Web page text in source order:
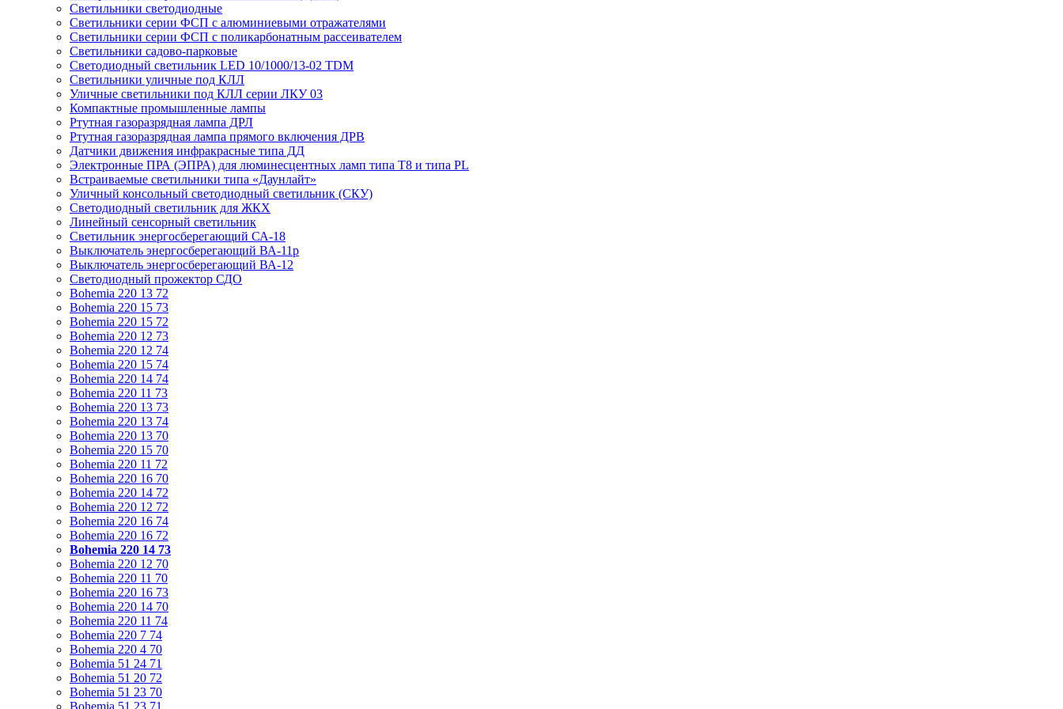
Светильники светодиодные
Светильники серии ФСП с алюминиевыми отражателями
Светильники серии ФСП с поликарбонатным рассеивателем
Светильники садово-парковые
Светодиодный светильник LED 10/1000/13-02 TDM
Светильники уличные под КЛЛ
Уличные светильники под КЛЛ серии ЛКУ 03
Компактные промышленные лампы
Ртутная газоразрядная лампа ДРЛ
Ртутная газоразрядная лампа прямого включения ДРВ
Датчики движения инфракрасные типа ДД
Электронные ПРА (ЭПРА) для люминесцентных ламп типа Т8 и типа PL
Встраиваемые светильники типа «Даунлайт»
Уличный консольный светодиодный светильник (СКУ)
Светодиодный светильник для ЖКХ
Линейный сенсорный светильник
Светильник энергосберегающий СА-18
Выключатель энергосберегающий ВА-11р
Выключатель энергосберегающий ВА-12
Светодиодный прожектор СДО
Bohemia 220 13 72
Bohemia 220 15 73
Bohemia 220 15 72
Bohemia 220 12 73
Bohemia 220 12 74
Bohemia 220 15 74
Bohemia 220 14 74
Bohemia 220 11 73
Bohemia 220 13 73
Bohemia 220 13 74
Bohemia 220 13 70
Bohemia 220 15 70
Bohemia 220 11 72
Bohemia 220 16 70
Bohemia 220 14 72
Bohemia 220 12 72
Bohemia 220 16 74
Bohemia 220 16 72
Bohemia 220 14 73
Bohemia 220 12 70
Bohemia 220 11 70
Bohemia 220 16 73
Bohemia 220 14 70
Bohemia 220 11 74
Bohemia 220 7 74
Bohemia 220 4 70
Bohemia 51 24 71
Bohemia 51 20 72
Bohemia 51 23 70